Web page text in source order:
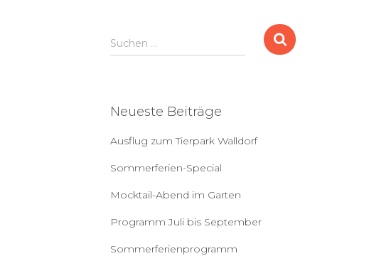
S
u
n
c
h
Suchen …
Neueste Beiträge
Ausflug zum Tierpark Walldorf
Sommerferien-Special
Mocktail-Abend im Garten
Programm Juli bis September
Sommerferienprogramm